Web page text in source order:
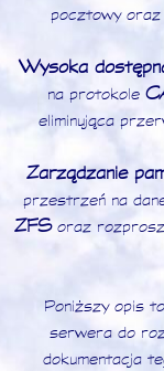
pocztowy oraz
Wysoka
na protokole
eliminująca
Zarządzanie
przestrzeń na
ZFSoraz
Poniższy opis
serwera do
dokumentacja